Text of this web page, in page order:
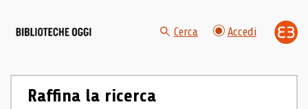
Cerca Accedi
Raffina la ricerca